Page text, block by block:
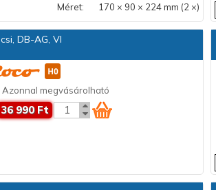
Méret: 170 × 90 × 224 mm (2 ×)
DB-AG, VI
Azonnal megvásárolható
36 990 Ft